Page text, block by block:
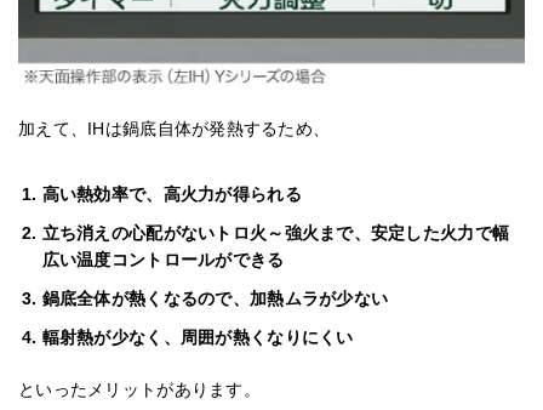
加えて、IHは鍋底自体が発熱するため、
高い熱効率で、高火力が得られる
立ち消えの心配がないトロ火～強火まで、安定した火力で幅
広い温度コントロールができる
鍋底全体が熱くなるので、加熱ムラが少ない
輻射熱が少なく、周囲が熱くなりにくい
といったメリットがあります。